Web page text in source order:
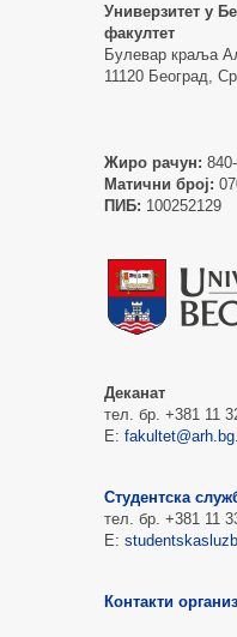
Универзитет у
факултет
Булевар краља
11120 Београд,
Жиро рачун:
Матични број:
ПИБ: 100252129
Деканат
тел. бр. +381 11
Е:
Студентска
тел. бр. +381 11
Е:
Контакти